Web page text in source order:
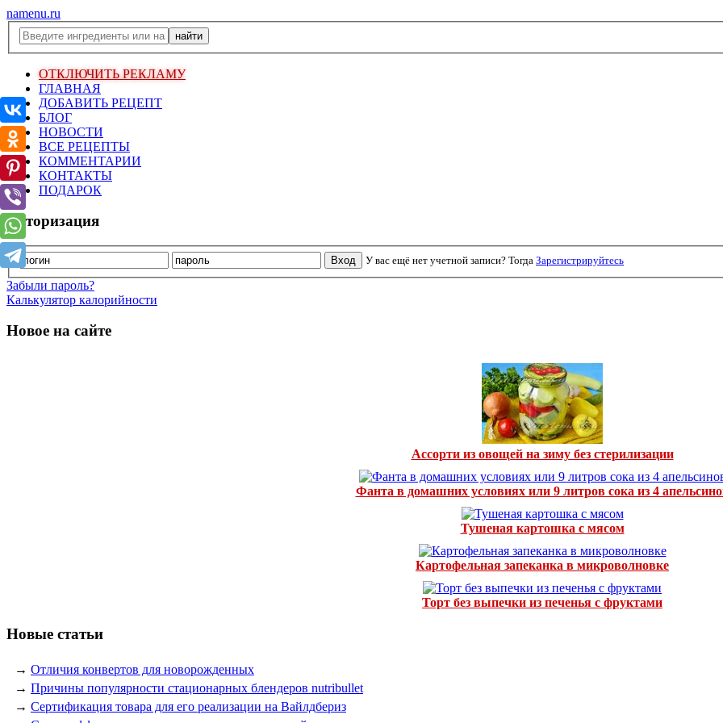
namenu.ru
ОТКЛЮЧИТЬ РЕКЛАМУ
ГЛАВНАЯ
ДОБАВИТЬ РЕЦЕПТ
БЛОГ
НОВОСТИ
ВСЕ РЕЦЕПТЫ
КОММЕНТАРИИ
КОНТАКТЫ
ПОДАРОК
Авторизация
У вас ещё нет учетной записи? Тогда Зарегистрируйтесь
Забыли пароль?
Калькулятор калорийности
Новое на сайте
Ассорти из овощей на зиму без стерилизации
Фанта в домашних условиях или 9 литров сока из 4
Тушеная картошка с мясом
Картофельная запеканка в микроволновке
Торт без выпечки из печенья с фруктами
Новые статьи
→ Отличия конвертов для новорожденных
→ Причины популярности стационарных блендеров nutribullet
→ Сертификация товара для его реализации на Вайлдбериз